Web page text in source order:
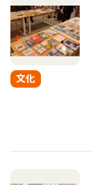
文化